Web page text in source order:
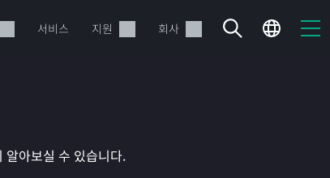
서비스 지원 회사
알아보실 수 있습니다.